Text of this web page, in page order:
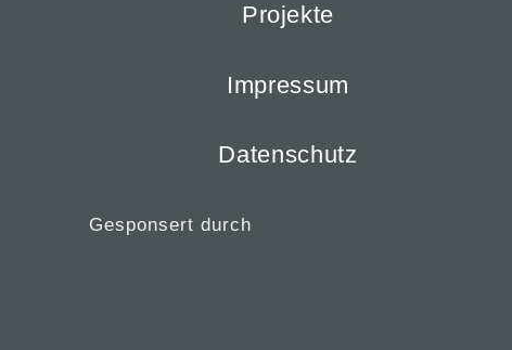
Projekte
Impressum
Datenschutz
Gesponsert durch